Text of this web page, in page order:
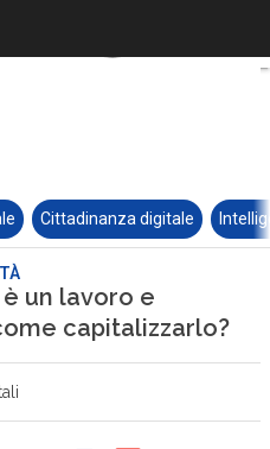
Cittadinanza digitale
un lavoro e
capitalizzarlo?